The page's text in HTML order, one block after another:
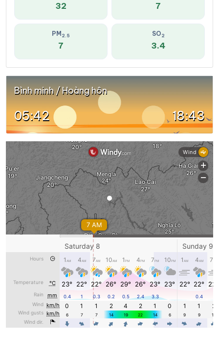
32 7
PM 2.5
7
SO2
3.4
Bình minh / Hoàng hôn
05:42 18:43